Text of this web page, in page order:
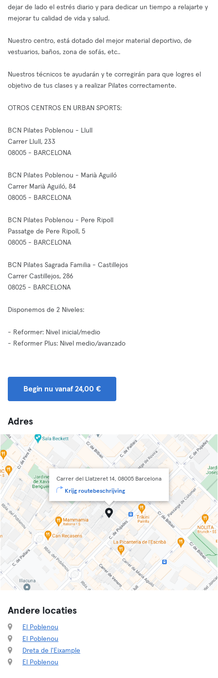
dejar de lado el estrés diario y para dedicar un tiempo a relajarte y
mejorar tu calidad de vida y salud.
Nuestro centro, está dotado del mejor material deportivo, de
vestuarios, baños, zona de sofás, etc..
Nuestros técnicos te ayudarán y te corregirán para que logres el
objetivo de tus clases y a realizar Pilates correctamente.
OTROS CENTROS EN URBAN SPORTS:
BCN Pilates Poblenou - Llull
Carrer Llull, 233
08005 - BARCELONA
BCN Pilates Poblenou - Marià Aguiló
Carrer Marià Aguiló, 84
08005 - BARCELONA
BCN Pilates Poblenou - Pere Ripoll
Passatge de Pere Ripoll, 5
08005 - BARCELONA
BCN Pilates Sagrada Familia - Castillejos
Carrer Castillejos, 286
08025 - BARCELONA
Disponemos de 2 Niveles:
- Reformer: Nivel inicial/medio
- Reformer Plus: Nivel medio/avanzado
Begin nu vanaf 24,00 €
Adres
Carrer del Llatzeret 14, 08005 Barcelona
Krijg routebeschrijving
Andere locaties
El Poblenou
El Poblenou
Dreta de l'Eixample
El Poblenou